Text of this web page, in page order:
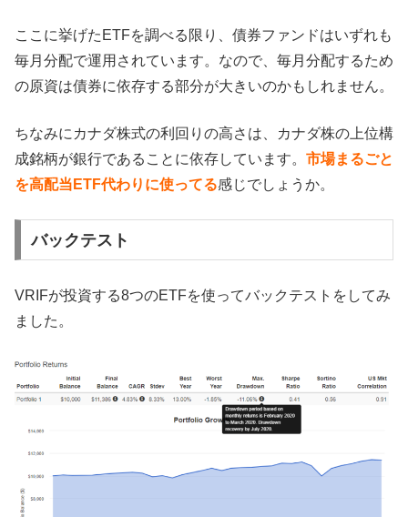
ここに挙げたETFを調べる限り、債券ファンドはいずれも
毎月分配で運用されています。なので、毎月分配するため
の原資は債券に依存する部分が大きいのかもしれません。
ちなみにカナダ株式の利回りの高さは、カナダ株の上位構
成銘柄が銀行であることに依存しています。 市場まるごと
を高配当ETF代わりに使ってる感じでしょうか。
バックテスト
VRIFが投資する8つのETFを使ってバックテストをしてみ
ました。